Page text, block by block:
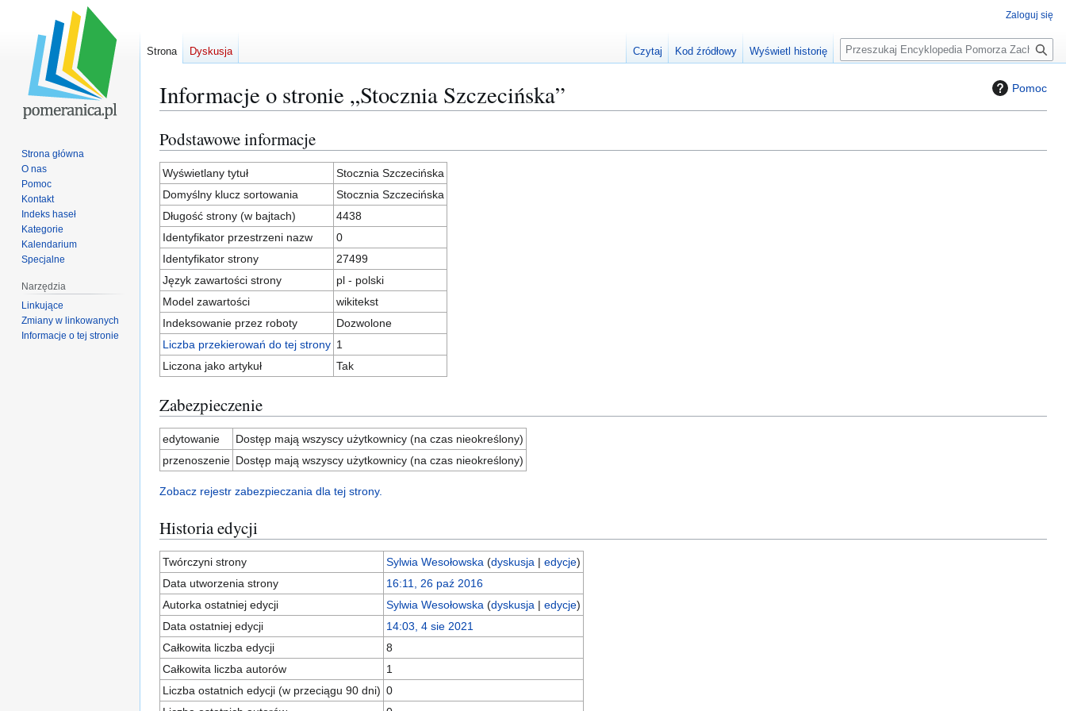
Pomoc
Informacje o stronie „Stocznia Szczecińska”
Przejdź
do
nawigacji
Przejdź
do
wyszukiwania
Podstawowe informacje
Wyświetlany tytuł
Stocznia Szczecińska
Domyślny klucz sortowania
Stocznia Szczecińska
Długość strony (w bajtach)
4438
Identyfikator przestrzeni nazw
0
Identyfikator strony
27499
Język zawartości strony
pl - polski
Model zawartości
wikitekst
Indeksowanie przez roboty
Dozwolone
Liczba przekierowań do tej strony 1
Liczona jako artykuł
Tak
Zabezpieczenie
edytowanie
Dostęp mają wszyscy użytkownicy (na czas nieokreślony)
przenoszenie Dostęp mają wszyscy użytkownicy (na czas nieokreślony)
Zobacz rejestr zabezpieczania dla tej strony.
Historia edycji
Twórczyni strony Sylwia Wesołowska (dyskusja | edycje)
Data utworzenia strony
16:11, 26 paź 2016
Autorka ostatniej edycji
Sylwia Wesołowska (dyskusja | edycje)
Data ostatniej edycji
14:03, 4 sie 2021
Całkowita liczba edycji
8
Całkowita liczba autorów
1
Liczba ostatnich edycji (w przeciągu 90 dni) 0
Zaloguj się
Strona Dyskusja Czytaj Kod źródłowy Wyświetl historię
S
z
a
Strona główna
O nas
Pomoc
Kontakt
Indeks haseł
Kategorie
Kalendarium
Specjalne
Narzędzia
Linkujące
Zmiany w linkowanych
Informacje o tej stronie